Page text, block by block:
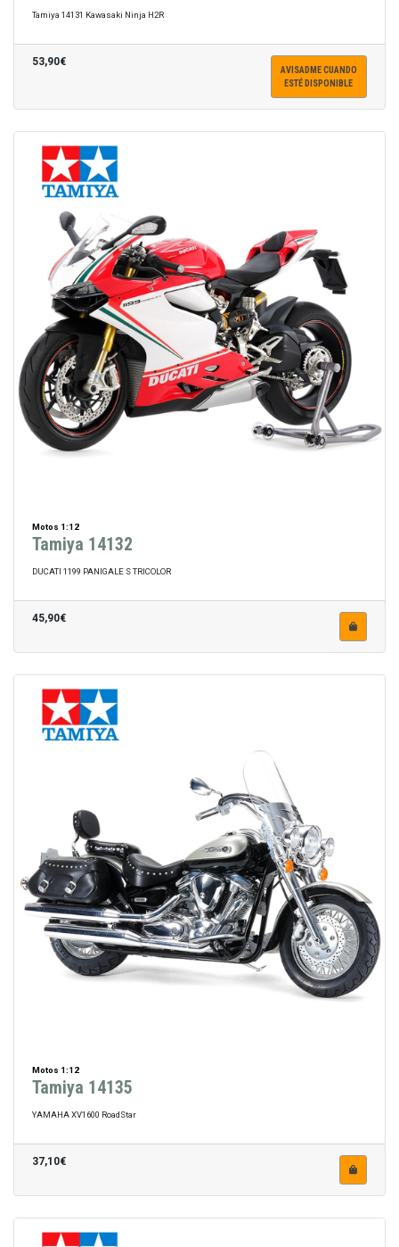
Tamiya 14131 Kawasaki Ninja H2R
53,90€
AVISADME CUANDO
ESTÉ DISPONIBLE
Motos 1:12
Tamiya 14132
DUCATI 1199 PANIGALE S TRICOLOR
45,90€
Motos 1:12
Tamiya 14135
YAMAHA XV1600 RoadStar
37,10€